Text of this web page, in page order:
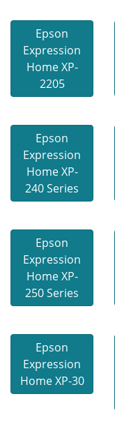
Epson
Expression
Home XP-
2205
Epson
Expression
Home XP-
240 Series
Epson
Expression
Home XP-
250 Series
Epson
Expression
Home XP-30